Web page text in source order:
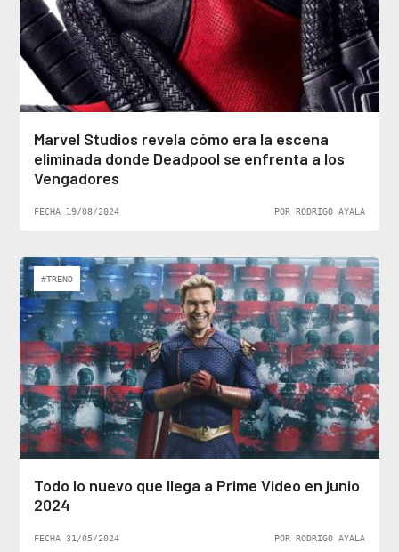
Marvel Studios revela cómo era la escena
eliminada donde Deadpool se enfrenta a los
Vengadores
FECHA 19/08/2024 POR RODRIGO AYALA
#TREND
Todo lo nuevo que llega a Prime Video en junio
2024
FECHA 31/05/2024 POR RODRIGO AYALA